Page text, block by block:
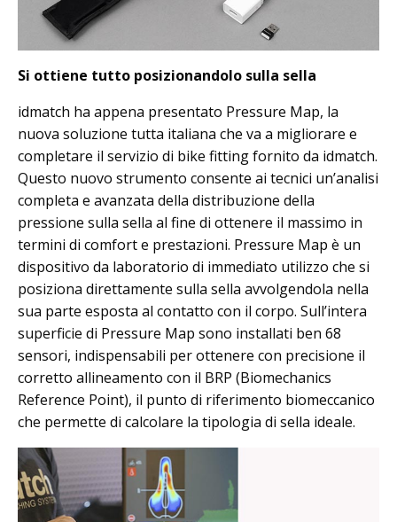
Si ottiene tutto posizionandolo sulla sella
idmatch ha appena presentato Pressure Map, la
nuova soluzione tutta italiana che va a migliorare e
completare il servizio di bike fitting fornito da idmatch.
Questo nuovo strumento consente ai tecnici un’analisi
completa e avanzata della distribuzione della
pressione sulla sella al fine di ottenere il massimo in
termini di comfort e prestazioni. Pressure Map è un
dispositivo da laboratorio di immediato utilizzo che si
posiziona direttamente sulla sella avvolgendola nella
sua parte esposta al contatto con il corpo. Sull’intera
superficie di Pressure Map sono installati ben 68
sensori, indispensabili per ottenere con precisione il
corretto allineamento con il BRP (Biomechanics
Reference Point), il punto di riferimento biomeccanico
che permette di calcolare la tipologia di sella ideale.